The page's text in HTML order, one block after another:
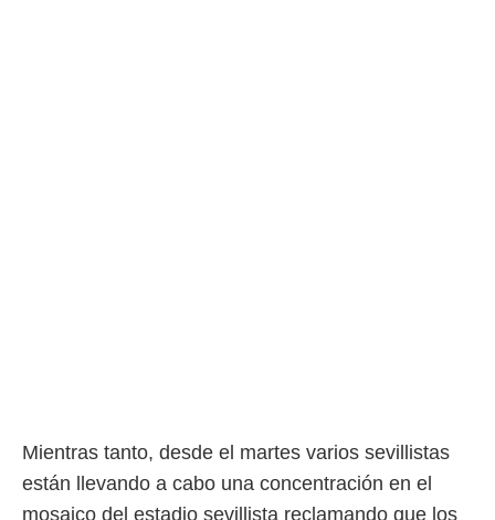
Mientras tanto, desde el martes varios sevillistas
están llevando a cabo una concentración en el
mosaico del estadio sevillista reclamando que los